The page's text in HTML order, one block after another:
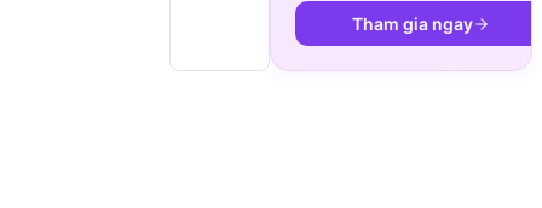
Tham gia ngay